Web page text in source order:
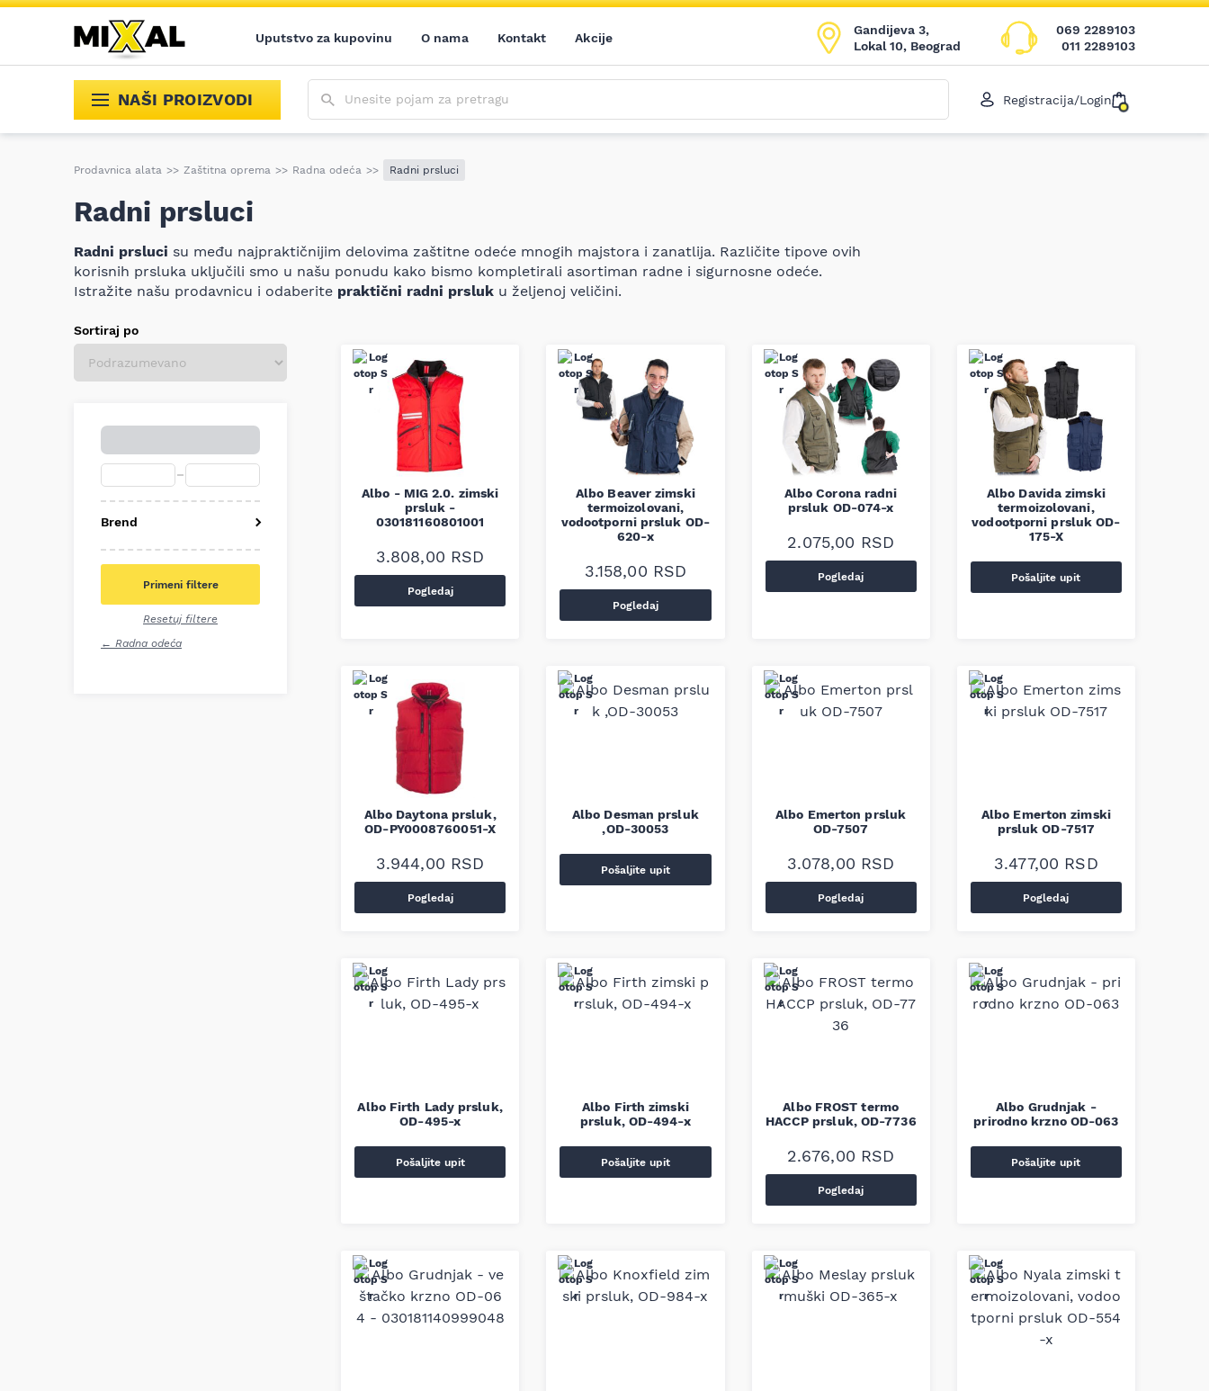
Uputstvo za kupovinu O nama Kontakt Akcije
Gandijeva 3,
Lokal 10, Beograd
069 2289103
011 2289103
NAŠI PROIZVODI Registracija/Login
Prodavnica alata >> Zaštitna oprema >> Radna odeća >> Radni prsluci
Radni prsluci
Radni prsluci su među najpraktičnijim delovima zaštitne odeće mnogih majstora i zanatlija. Različite tipove ovih
korisnih prsluka uključili smo u našu ponudu kako bismo kompletirali asortiman radne i sigurnosne odeće.
Istražite našu prodavnicu i odaberite praktični radni prsluk u željenoj veličini.
Albo - MIG 2.0. zimski
prsluk -
030181160801001
3.808,00 RSD
Pogledaj
Albo Beaver zimski
termoizolovani,
vodootporni prsluk OD-
620-x
3.158,00 RSD
Pogledaj
Albo Corona radni
prsluk OD-074-x
2.075,00 RSD
Pogledaj
Albo Davida zimski
termoizolovani,
vodootporni prsluk OD-
175-X
Pošaljite upit
Albo Daytona prsluk,
OD-PY0008760051-X
3.944,00 RSD
Pogledaj
Albo Desman prsluk
,OD-30053
Pošaljite upit
Albo Emerton prsluk
OD-7507
3.078,00 RSD
Pogledaj
Albo Emerton zimski
prsluk OD-7517
3.477,00 RSD
Pogledaj
Albo Firth Lady prsluk,
OD-495-x
Pošaljite upit
Albo Firth zimski
prsluk, OD-494-x
Pošaljite upit
Albo FROST termo
HACCP prsluk, OD-7736
2.676,00 RSD
Pogledaj
Albo Grudnjak -
prirodno krzno OD-063
Pošaljite upit
Sortiraj po
Brend
Albo
Beta
Milwaukee
Stanley
Primeni filtere
Resetuj filtere
← Radna odeća